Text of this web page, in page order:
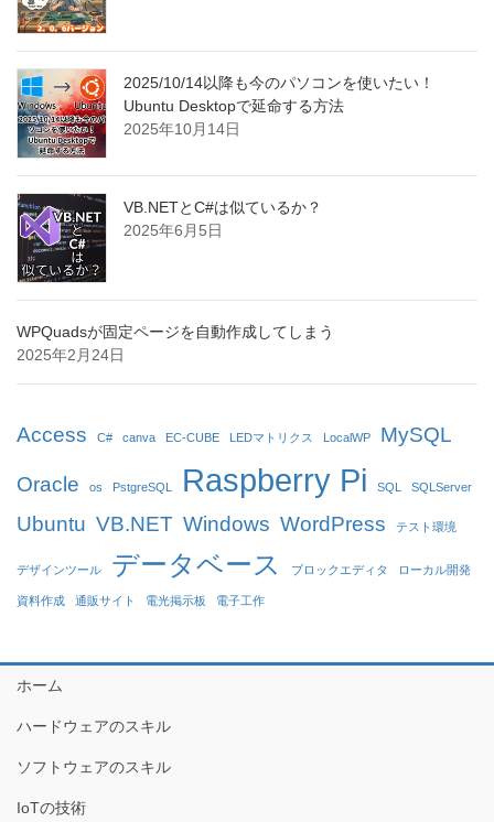
2025/10/14以降も今のパソコンを使いたい！
Ubuntu Desktopで延命する方法
2025年10月14日
VB.NETとC#は似ているか？
2025年6月5日
WPQuadsが固定ページを自動作成してしまう
2025年2月24日
Access C# canva EC-CUBE LEDマトリクス LocalWP MySQL
Oracle os PstgreSQL Raspberry Pi SQL SQLServer
Ubuntu VB.NET Windows WordPress テスト環境
デザインツール データベース ブロックエディタ ローカル開発
資料作成 通販サイト 電光掲示板 電子工作
ホーム
ハードウェアのスキル
ソフトウェアのスキル
IoTの技術